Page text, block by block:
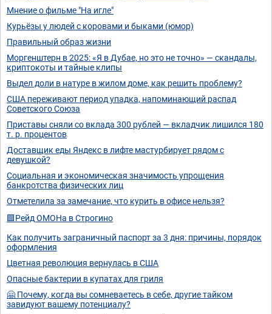
Мнение о фильме "На игле"
Курьёзы у людей с коровами и быками (юмор)
Правильный образ жизни
Моргенштерн в 2025: «Я в Дубае, но это не точно» — скандалы,
криптокоты и тайные клипы
Выдел доли в натуре в жилом доме, как решить проблему?
США переживают период упадка, напоминающий распад
Советского Союза
Приставы сняли со вклада 300 рублей — вкладчик лишился 180
т. р. процентов
Доставщик еды Яндекс в лифте мастурбирует рядом с
девушкой?
Социальная и экономическая значимость упрощения
банкротства физических лиц
Отметелила за замечание, что курить в офисе нельзя?
🟩Рейд ОМОНа в Строгино
Как получить заграничный паспорт за 3 дня: причины, порядок
оформления
Цветная революция вернулась в США
Опасные бактерии в купатах для гриля
🤗 Почему, когда вы сомневаетесь в себе, другие тайком
завидуют вашему потенциалу?